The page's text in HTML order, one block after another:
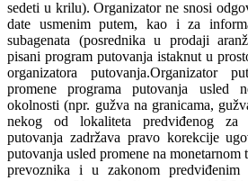
sedeti u krilu). Organizator ne snosi
date usmenim putem, kao i za
subagenata (posrednika u prodaji
pisani program putovanja istaknut u
organizatora putovanja.Organizator
promene programa putovanja usled
okolnosti (npr. gužva na granicama,
nekog od lokaliteta predviđenog za
putovanja zadržava pravo korekcije
putovanja usled promene na monetarnom
prevoznika i u zakonom predviđenim